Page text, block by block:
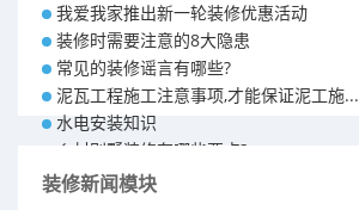
我爱我家推出新一轮装修优惠活动
装修时需要注意的8大隐患
常见的装修谣言有哪些?
泥瓦工程施工注意事项,才能保证泥工施...
水电安装知识
乡村别墅装修有哪些要点?
别墅怎样装修之装修技巧
装修新闻模块